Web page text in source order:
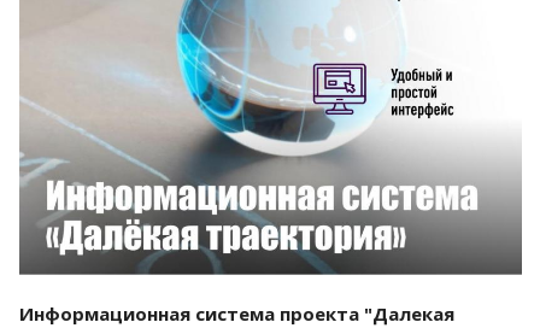
Смотреть проект
Информационная система проекта "Далекая